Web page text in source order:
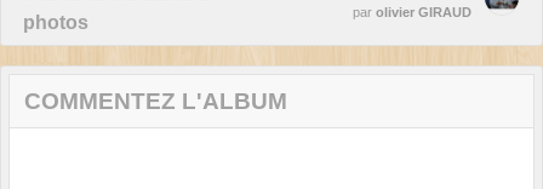
photos
par olivier GIRAUD
COMMENTEZ L'ALBUM